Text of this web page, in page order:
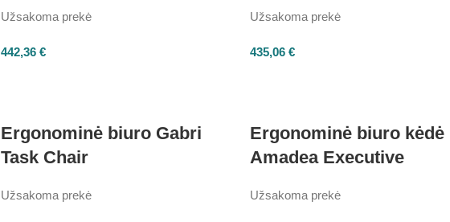
Užsakoma prekė
442,36 €
Užsakoma prekė
435,06 €
Ergonominė biuro Gabri
Task Chair
Užsakoma prekė
Ergonominė biuro kėdė
Amadea Executive
Užsakoma prekė